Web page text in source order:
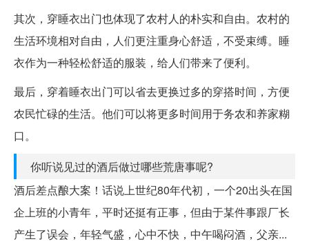
其次，穿睡衣出门也体现了农村人的朴实和自由。农村的
生活环境相对自由，人们更注重身心舒适，不受束缚。睡
衣作为一种轻松舒适的服装，给人们带来了便利。
最后，穿着睡衣出门可以省去更换过多的穿搭时间，方便
农民忙碌的生活。他们可以将更多时间用于务农和养家糊
口。
你听说见过的酒后做过哪些荒唐事呢?
酒后差点酿大案！话说上世纪80年代初，一个20出头在国
企上班的小青年，平时还挺有正事，但由于某件事跟厂长
产生了误会，年轻气盛，心中不快，中午喝闷酒，父亲...